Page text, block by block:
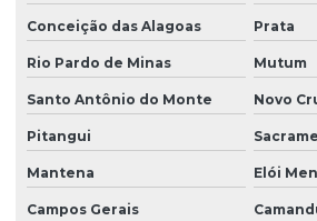
Conceição das Alagoas Prata
Rio Pardo de Minas Mutum
Santo Antônio do Monte Novo
Pitangui
Mantena Elói
Campos Gerais